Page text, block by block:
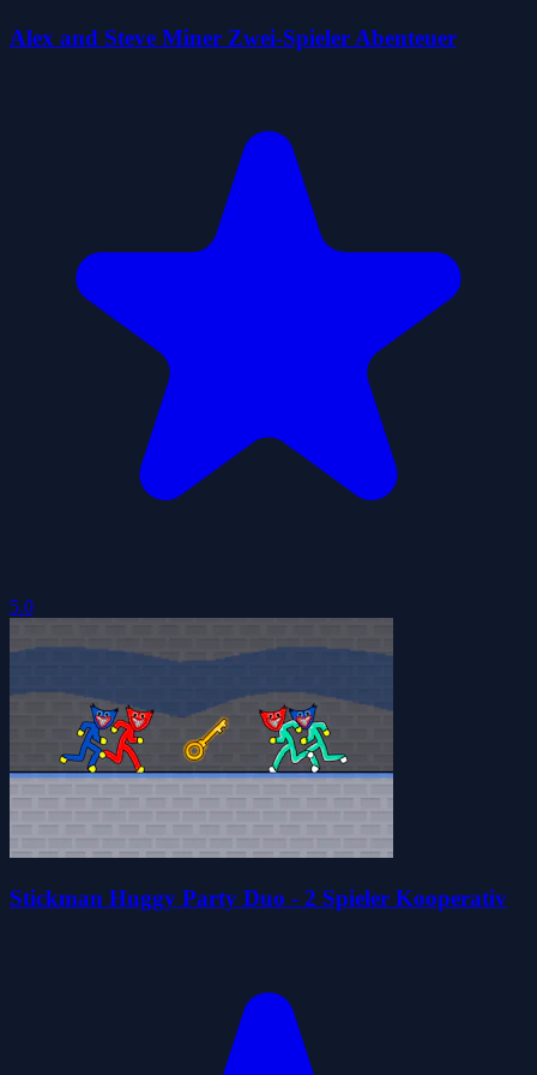
Alex and Steve Miner Zwei-Spieler Abenteuer
5.0
Stickman Huggy Party Duo - 2 Spieler Kooperativ